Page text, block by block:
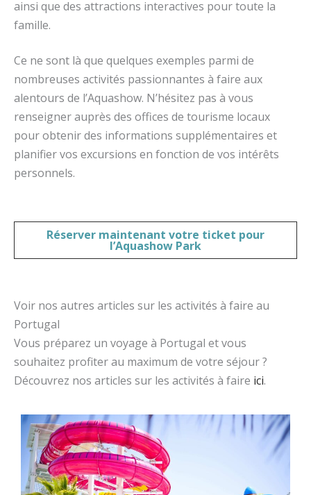
ainsi que des attractions interactives pour toute la
famille.
Ce ne sont là que quelques exemples parmi de
nombreuses activités passionnantes à faire aux
alentours de l’Aquashow. N’hésitez pas à vous
renseigner auprès des offices de tourisme locaux
pour obtenir des informations supplémentaires et
planifier vos excursions en fonction de vos intérêts
personnels.
Réserver maintenant votre ticket pour
l’Aquashow Park
Voir nos autres articles sur les activités à faire au
Portugal
Vous préparez un voyage à Portugal et vous
souhaitez profiter au maximum de votre séjour ?
Découvrez nos articles sur les activités à faire ici.